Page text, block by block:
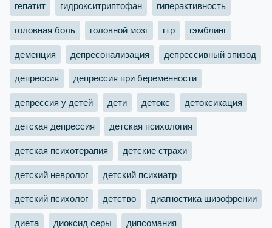
гепатит гидрокситриптофан гиперактивность
головная боль головной мозг гтр гэмблинг
деменция депресонализация депрессивный эпизод
депрессия депрессия при беременности
депрессия у детей дети детокс детоксикация
детская депрессия детская психология
детская психотерапия детские страхи
детский невролог детский психиатр
детский психолог детство диагностика шизофрении
диета диоксид серы дипсомания